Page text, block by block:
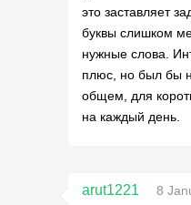
это заставляет
буквы слишком
нужные слова.
плюс, но был бы
общем, для
на каждый день.
arut1221
8